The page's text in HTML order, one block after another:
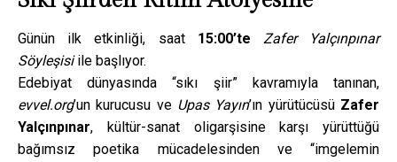
Günün ilk etkinliği, saat 15:00’te
Zafer Yalçınpınar
Söyleşisiile başlıyor.
Edebiyat dünyasında “sıkı şiir” kavramıyla tanınan,
evvel.org’un kurucusu ve Upas Yayın’ın yürütücüsü Zafer
Yalçınpınar, kültür-sanat oligarşisine karşı yürüttüğü
bağımsız poetika mücadelesinden ve “imgelemin